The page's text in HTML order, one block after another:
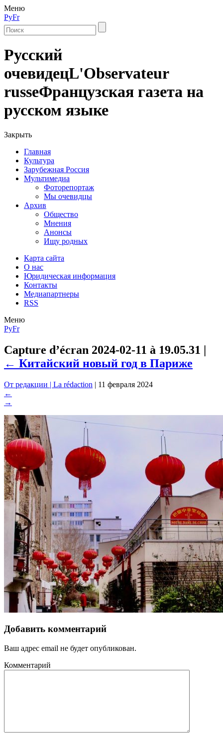
Меню
РуFr
Русский
очевидецL'Observateur
russeФранцузская газета на
русском языке
Закрыть
Главная
Культура
Зарубежная Россия
Мультимедиа
Фоторепортаж
Мы очевидцы
Архив
Общество
Мнения
Анонсы
Ищу родных
Карта сайта
О нас
Юридическая информация
Контакты
Медиапартнеры
RSS
Меню
РуFr
Capture d’écran 2024-02-11 à 19.05.31 |
← Китайский новый год в Париже
От редакции | La rédaction | 11 февраля 2024
←
→
Добавить комментарий
Ваш адрес email не будет опубликован.
Комментарий